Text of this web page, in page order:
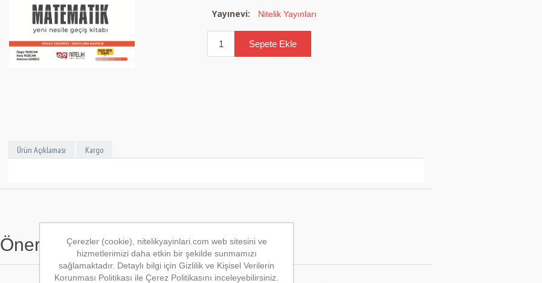
Yayınevi: Nitelik Yayınları
Ürün Açıklaması Kargo
Önerilen KitaplarÇerezler (cookie), nitelikyayinlari.com web sitesini ve
hizmetlerimizi daha etkin bir şekilde sunmamızı
sağlamaktadır. Detaylı bilgi için Gizlilik ve Kişisel Verilerin
Korunması Politikası ile Çerez Politikasını inceleyebilirsiniz.